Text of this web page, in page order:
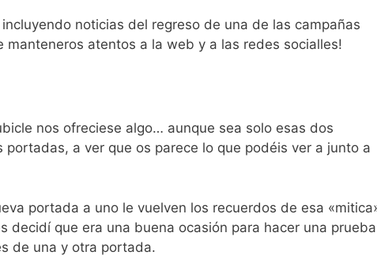
noticias del regreso de una de las campañas
atentos a la web y a las redes socialles!
nos ofreciese algo… aunque sea solo esas dos
a ver que os parece lo que podéis ver a junto a
portada a uno le vuelven los recuerdos de esa
decidí que era una buena ocasión para hacer una
de una y otra portada.